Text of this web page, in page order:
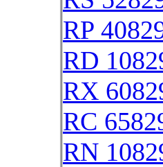
RP
RD
RX
RC
RN